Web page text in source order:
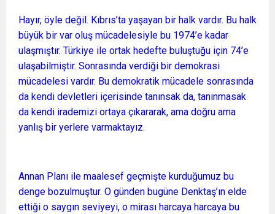
Hayır, öyle değil. Kıbrıs’ta yaşayan bir halk vardır. Bu halk
büyük bir var oluş mücadelesiyle bu 1974’e kadar
ulaşmıştır. Türkiye ile ortak hedefte buluştuğu için 74’e
ulaşabilmiştir. Sonrasında verdiği bir demokrasi
mücadelesi vardır. Bu demokratik mücadele sonrasında
da kendi devletleri içerisinde tanınsak da, tanınmasak
da kendi irademizi ortaya çıkararak, ama doğru ama
yanlış bir yerlere varmaktayız.
Annan Planı ile maalesef geçmişte kurduğumuz bu
denge bozulmuştur. O günden bugüne Denktaş’ın elde
ettiği o saygın seviyeyi, o mirası harcaya harcaya bu